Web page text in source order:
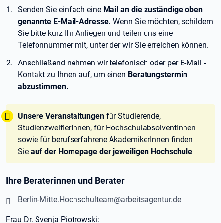
Senden Sie einfach eine Mail an die zuständige oben
genannte E-Mail-Adresse. Wenn Sie möchten, schildern
Sie bitte kurz Ihr Anliegen und teilen uns eine
Telefonnummer mit, unter der wir Sie erreichen können.
Anschließend nehmen wir telefonisch oder per E-Mail -
Kontakt zu Ihnen auf, um einen Beratungstermin
abzustimmen.
Tipp:
Unsere Veranstaltungen für Studierende,
StudienzweiflerInnen, für HochschulabsolventInnen
sowie für berufserfahrene AkademikerInnen finden
Sie auf der Homepage der jeweiligen Hochschule
Ihre Beraterinnen und Berater
Berlin-Mitte.Hochschulteam@arbeitsagentur.de
Frau Dr. Svenja Piotrowski: